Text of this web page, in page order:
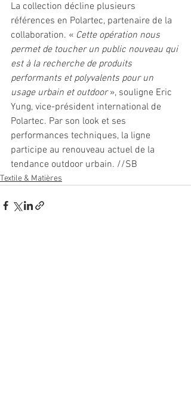
La collection décline plusieurs
références en Polartec, partenaire de la
collaboration. « Cette opération nous
permet de toucher un public nouveau qui
est à la recherche de produits
performants et polyvalents pour un
usage urbain et outdoor », souligne Eric
Yung, vice-président international de
Polartec. Par son look et ses
performances techniques, la ligne
participe au renouveau actuel de la
tendance outdoor urbain. //SB
Textile & Matières